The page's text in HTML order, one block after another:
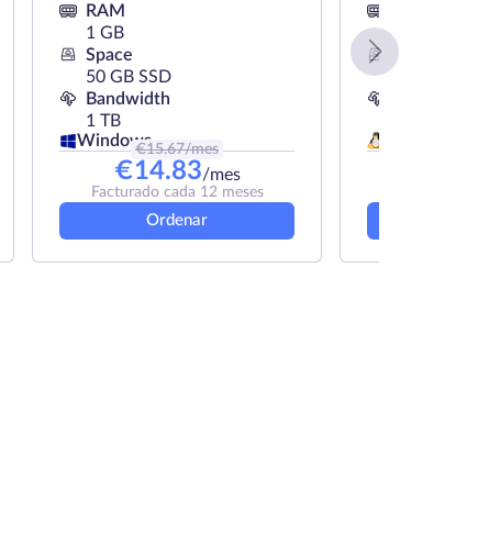
RAM
1 GB
Space
50 GB SSD
Bandwidth
1 TB
Windows
€15.67/mes
€14.83/mes
Facturado cada 12 meses
Ordenar
Space